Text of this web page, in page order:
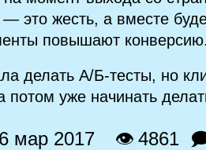
— это жесть, а вместе
повышают конверсию.
делать А/Б‑тесты, но
потом уже начинать
мар 2017 👁 4861